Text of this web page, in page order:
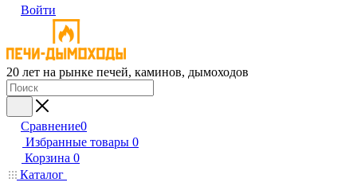
Войти
20 лет на рынке печей, каминов, дымоходов
Сравнение0
Избранные товары 0
Корзина 0
Каталог